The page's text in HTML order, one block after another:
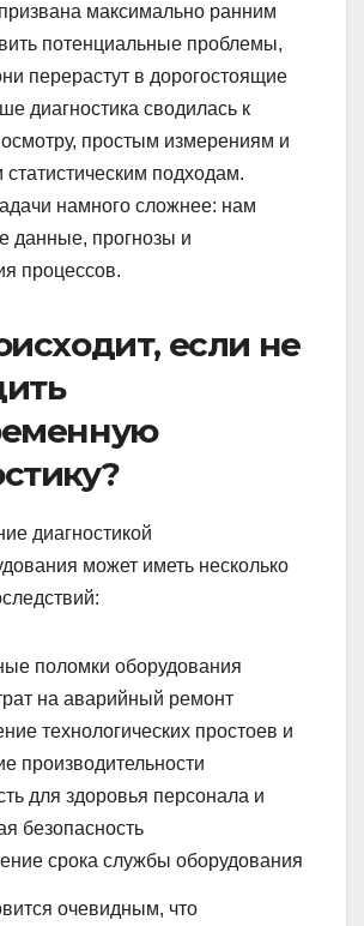
максимально ранним
потенциальные проблемы,
перерастут в дорогостоящие
диагностика сводилась к
простым измерениям и
подходам.
намного сложнее: нам
данные, прогнозы и
процессов.
если не
диагностикой
может иметь несколько
поломки оборудования
на аварийный ремонт
технологических простоев и
производительности
для здоровья персонала и
безопасность
срока службы оборудования
очевидным, что